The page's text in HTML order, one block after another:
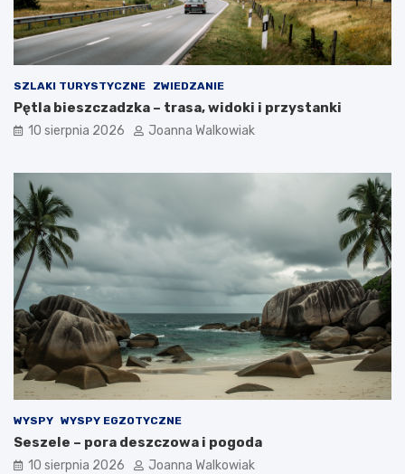
SZLAKI TURYSTYCZNE ZWIEDZANIE
Pętla bieszczadzka – trasa, widoki i przystanki
10 sierpnia 2026 Joanna Walkowiak
WYSPY WYSPY EGZOTYCZNE
Seszele – pora deszczowa i pogoda
10 sierpnia 2026 Joanna Walkowiak